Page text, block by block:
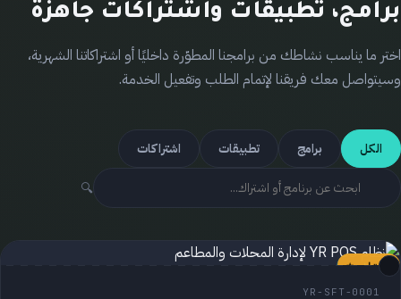
برامج، تطبيقات واشتراكات جاهزة
اختر ما يناسب نشاطك من برامجنا المطوّرة داخليًا أو اشتراكاتنا الشهرية،
وسيتواصل معك فريقنا لإتمام الطلب وتفعيل الخدمة.
الكل برامج تطبيقات اشتراكات
🔍
برنامج
مُختار ⭐
YR-SFT-0001